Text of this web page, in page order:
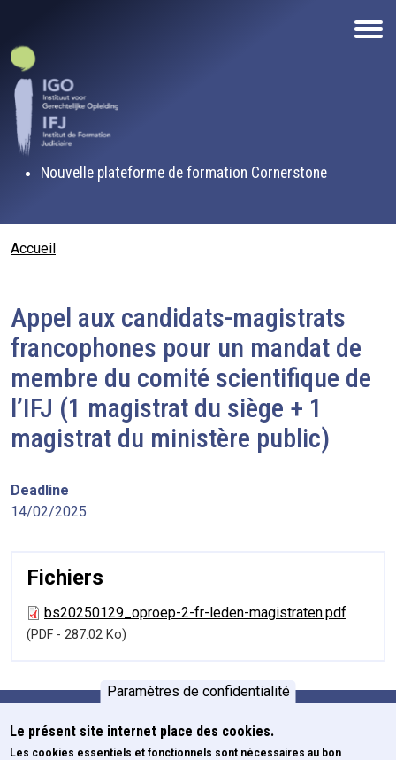
Paramètres de confidentialité
Le présent site internet place des cookies.
Les cookies essentiels et fonctionnels sont nécessaires au bon
Nouvelle plateforme de formation Cornerstone
Fil d'Ariane
Accueil
Appel aux candidats-magistrats
francophones pour un mandat de
membre du comité scientifique de
l’IFJ (1 magistrat du siège + 1
magistrat du ministère public)
Deadline
14/02/2025
Fichiers
bs20250129_oproep-2-fr-leden-magistraten.pdf
(PDF - 287.02 Ko)
Pied de page
Formations